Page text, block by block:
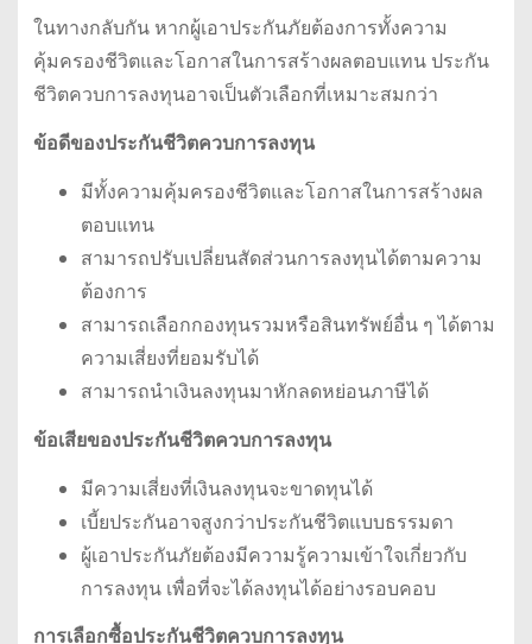
ในทางกลับกัน หากผู้เอาประกันภัยต้องการทั้งความ
คุ้มครองชีวิตและโอกาสในการสร้างผลตอบแทน ประกัน
ชีวิตควบการลงทุนอาจเป็นตัวเลือกที่เหมาะสมกว่า
ข้อดีของประกันชีวิตควบการลงทุน
มีทั้งความคุ้มครองชีวิตและโอกาสในการสร้างผล
ตอบแทน
สามารถปรับเปลี่ยนสัดส่วนการลงทุนได้ตามความ
ต้องการ
สามารถเลือกกองทุนรวมหรือสินทรัพย์อื่น ๆ ได้ตาม
ความเสี่ยงที่ยอมรับได้
สามารถนำเงินลงทุนมาหักลดหย่อนภาษีได้
ข้อเสียของประกันชีวิตควบการลงทุน
มีความเสี่ยงที่เงินลงทุนจะขาดทุนได้
เบี้ยประกันอาจสูงกว่าประกันชีวิตแบบธรรมดา
ผู้เอาประกันภัยต้องมีความรู้ความเข้าใจเกี่ยวกับ
การลงทุน เพื่อที่จะได้ลงทุนได้อย่างรอบคอบ
การเลือกซื้อประกันชีวิตควบการลงทุน